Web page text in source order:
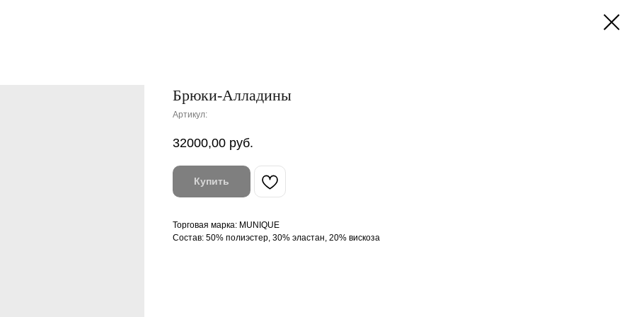
Брюки-Алладины
Артикул:
32000,00 руб.
Купить
Торговая марка: MUNIQUE
Состав: 50% полиэстер, 30% эластан, 20% вискоза